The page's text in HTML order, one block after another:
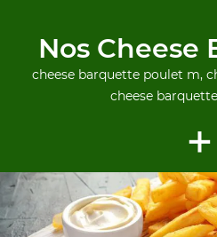
Nos Cheese
cheese barquette poulet m,
cheese
+